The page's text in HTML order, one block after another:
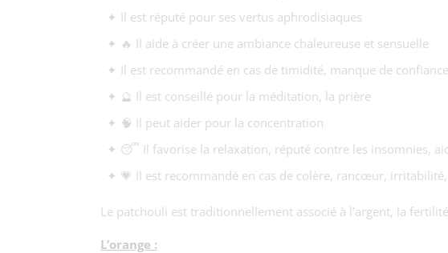
✦ Il est réputé pour ses vertus aphrodisiaques
✦ 🔥 Il aide à créer une ambiance chaleureuse et sensuelle
✦ Il est recommandé en cas de timidité, manque de
✦ 🔮 Il est conseillé pour la méditation, la prière
✦ 🧠 Il peut aider pour la concentration
✦ 😴 Il favorise la relaxation, réputé contre les insomnies,
✦ 💗 Il est recommandé en cas de colère, rancœur,
Le patchouli est traditionnellement associé à l’argent, la
L’orange :